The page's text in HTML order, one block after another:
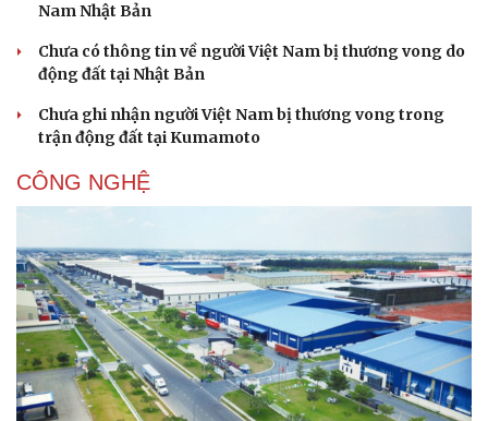
Nam Nhật Bản
Chưa có thông tin về người Việt Nam bị thương vong do
động đất tại Nhật Bản
Chưa ghi nhận người Việt Nam bị thương vong trong
trận động đất tại Kumamoto
CÔNG NGHỆ